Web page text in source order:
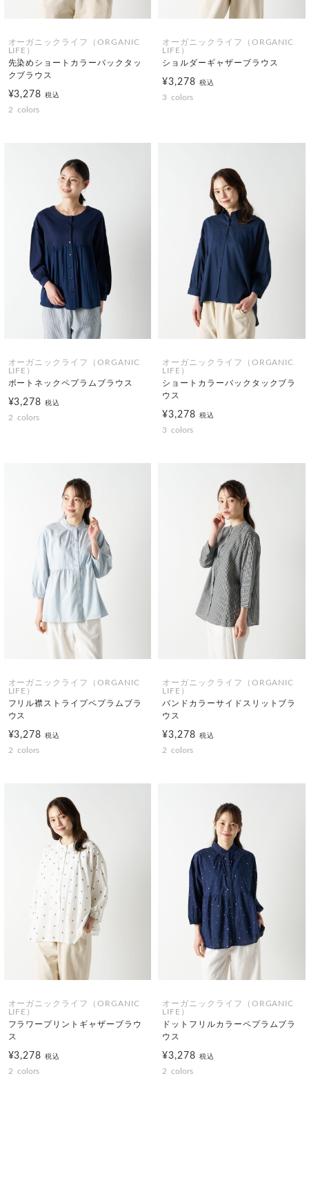
オーガニックライフ（ORGANIC
LIFE）
先染めショートカラーバックタッ
クブラウス
¥3,278税込
2 colors
オーガニックライフ（ORGANIC
LIFE）
ショルダーギャザーブラウス
¥3,278 税込
3 colors
オーガニックライフ（ORGANIC
LIFE）
ボートネックペプラムブラウス
¥3,278税込
2 colors
オーガニックライフ（ORGANIC
LIFE）
ショートカラーバックタックブラ
ウス
¥3,278 税込
3 colors
オーガニックライフ（ORGANIC
LIFE）
フリル襟ストライプペプラムブラ
ウス
¥3,278税込
2 colors
オーガニックライフ（ORGANIC
LIFE）
バンドカラーサイドスリットブラ
ウス
¥3,278 税込
2 colors
オーガニックライフ（ORGANIC
LIFE）
フラワープリントギャザーブラウ
ス
¥3,278税込
2 colors
オーガニックライフ（ORGANIC
LIFE）
ドットフリルカラーペプラムブラ
ウス
¥3,278 税込
2 colors